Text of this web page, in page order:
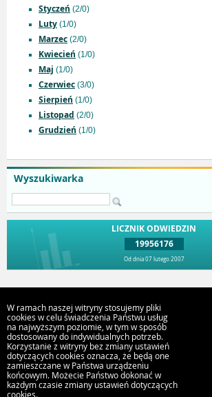
Wyszukiwarka
LICZNIK ODWIEDZIN
19956176
Od dnia 07 lutego 2007
Styczeń (2/0)
Luty (1/0)
Marzec (2/0)
Kwiecień (1/0)
Maj (1/0)
Czerwiec (3/0)
Sierpień (1/0)
Listopad (2/0)
Grudzień (1/0)
Urząd Miejski Strumień
ul. Rynek 4, 43-246 Strumień
W ramach naszej witryny stosujemy pliki
cookies w celu świadczenia Państwu usług
na najwyższym poziomie, w tym w sposób
dostosowany do indywidualnych potrzeb.
Korzystanie z witryny bez zmiany ustawień
dotyczących cookies oznacza, że będą one
zamieszczane w Państwa urządzeniu
końcowym. Możecie Państwo dokonać w
każdym czasie zmiany ustawień dotyczących
cookies.